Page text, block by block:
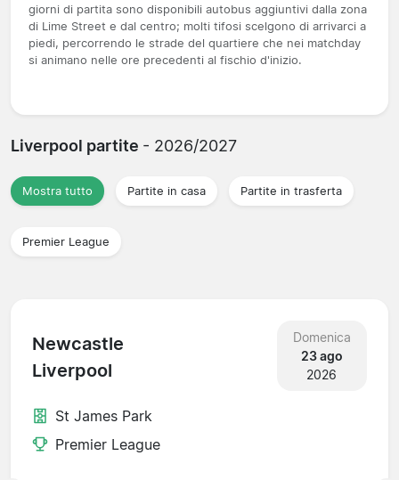
giorni di partita sono disponibili autobus aggiuntivi dalla zona
di Lime Street e dal centro; molti tifosi scelgono di arrivarci a
piedi, percorrendo le strade del quartiere che nei matchday
si animano nelle ore precedenti al fischio d'inizio.
Liverpool partite - 2026/2027
Mostra tutto Partite in casa Partite in trasferta
Premier League
Newcastle
Liverpool
Domenica
23 ago
2026
St James Park
Premier League